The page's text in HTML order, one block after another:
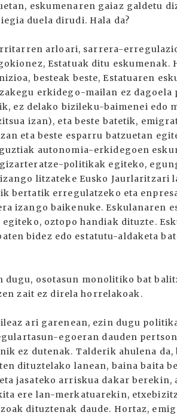
eskumenaren gaiaz galdetu
duela dirudi. Hala da?
arloari, sarrera-
Estatuak ditu eskumenak.
besteak beste, Estatuaren
erkidego-mailan ez
ez delako bizileku-baimenei
izan), eta beste batetik,
eta beste esparru batzuetan
autonomia-erkidegoen
politikak egiteko,
litzateke Eusko Jaurlaritzari
bertatik erregulatzeko eta
izango baikenuke. Eskulanaren
oztopo handiak dituzte.
bidez edo estatutu-aldaketa
dugu, osotasun monolitiko bat
zait ez direla horrelakoak.
ari garenean, ezin dugu
egoeran dauden
ez dutenak. Talderik ahulena
dituztelako lanean, baina baita
jasateko arriskua dakar berekin,
ere lan-merkatuarekin,
dituztenak daude. Hortaz,